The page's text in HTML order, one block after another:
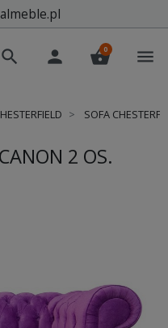
search person shopping_basket
0 menu
SOFA
2 OS.